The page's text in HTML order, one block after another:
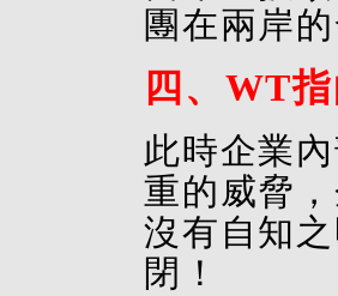
團在兩岸
四、WT
此時企業
重的威脅
沒有自知
閉！